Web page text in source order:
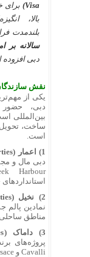
Visa)
بالا،
بلندمدت
سالانه بر
دبی
نقش
یکی از
دبی، حضور
بین‌المللی
ساخت،
است.
1) اعمار (Emaar Properties):
2) نخیل (Nakheel Properties):
نمادین پالم
مناطق
3) داماک (DAMAC Properties):
پروژه‌های
Cavalli و Versace، با تمرکز بر بازار املاک لوکس.